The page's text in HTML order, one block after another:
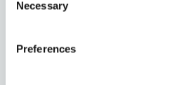
Selection
Necessary
Preferences